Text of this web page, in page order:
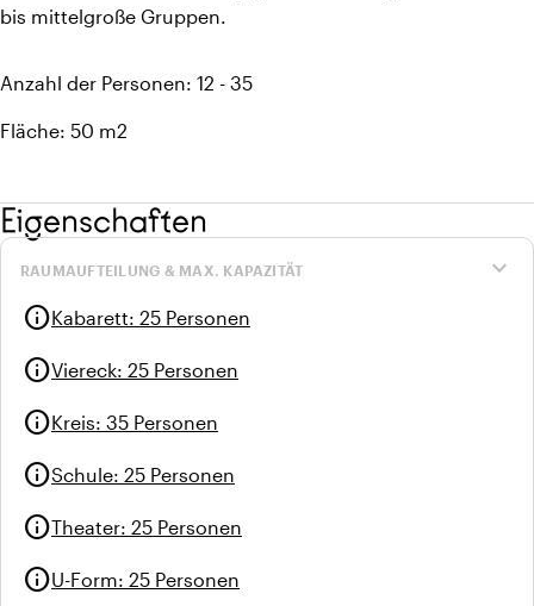
bis mittelgroße Gruppen.
Anzahl der Personen: 12 - 35
Fläche: 50 m2
Eigenschaften
expand_more
RAUMAUFTEILUNG & MAX. KAPAZITÄT
infoKabarett: 25 Personen
infoViereck: 25 Personen
infoKreis: 35 Personen
infoSchule: 25 Personen
infoTheater: 25 Personen
infoU-Form: 25 Personen